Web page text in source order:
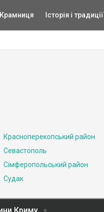
Крамниця Історія і традиції
Красноперекопський район
Севастополь
Сімферопольський район
Судак